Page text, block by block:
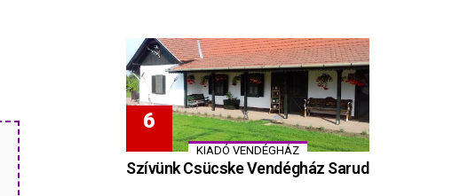
KIADÓ VENDÉGHÁZ
Szívünk Csücske Vendégház Sarud